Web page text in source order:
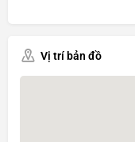
Vị trí bản đồ